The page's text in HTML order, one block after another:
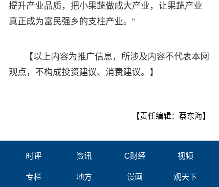
提升产业品质，把小果蔬做成大产业，让果蔬产业
真正成为富民强乡的支柱产业。”
【以上内容为推广信息，所涉及内容不代表本网
观点，不构成投资建议、消费建议。】
【责任编辑：蔡东海】
时评 资讯 C财经 视频
专栏 地方 漫画 观天下